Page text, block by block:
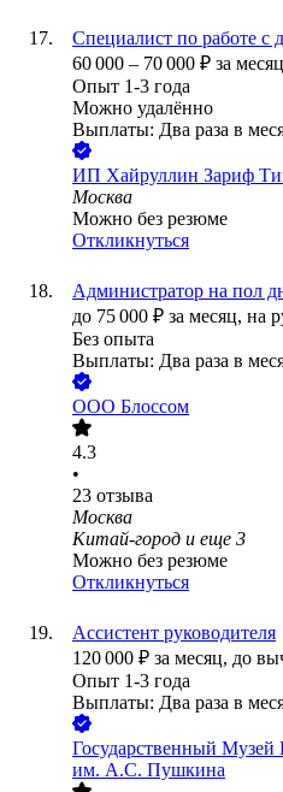
Специалист по работе с
60 000 – 70 000 ₽ за
Опыт 1-3 года
Можно удалённо
Выплаты: Два раза в
ИП Хайруллин Зариф
Москва
Можно без резюме
Откликнуться
Администратор на пол
до 75 000 ₽ за месяц, на
Без опыта
Выплаты: Два раза в
ООО Блоссом
4.3
•
23 отзыва
Москва
Китай-город и еще 3
Можно без резюме
Откликнуться
Ассистент руководителя
120 000 ₽ за месяц, до
Опыт 1-3 года
Выплаты: Два раза в
Государственный Музей
им. А.С. Пушкина